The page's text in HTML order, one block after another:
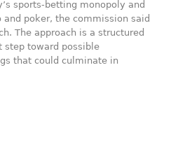
sports-betting monopoly and
and poker, the commission said
The approach is a structured
step toward possible
that could culminate in